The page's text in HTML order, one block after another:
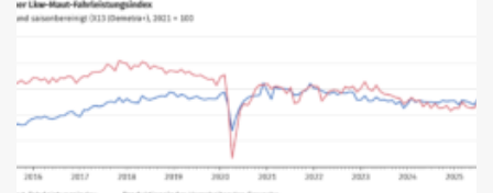
Ruhezeiten begreifbar
12
KRAN - DE
Hagedorn wächst mit Hüffermann-
Erwerb und stärkt seine Schwerlast-
und Kranlogistik